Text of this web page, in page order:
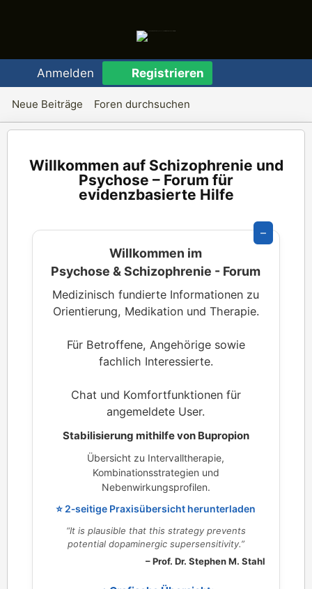
Anmelden Registrieren
Neue Beiträge Foren durchsuchen
Schizophrenie und
Psychose – Forum für
evidenzbasierte Hilfe
–
Willkommen im
Psychose & Schizophrenie - Forum
Medizinisch fundierte Informationen zu
Orientierung, Medikation und Therapie.
Für Betroffene, Angehörige sowie
fachlich Interessierte.
Chat und Komfortfunktionen für
angemeldete User.
Stabilisierung mithilfe von Bupropion
Übersicht zu Intervalltherapie,
Kombinationsstrategien und
Nebenwirkungsprofilen.
⭐ 2‑seitige Praxisübersicht herunterladen
“It is plausible that this strategy prevents
potential dopaminergic supersensitivity.”
– Prof. Dr. Stephen M. Stahl